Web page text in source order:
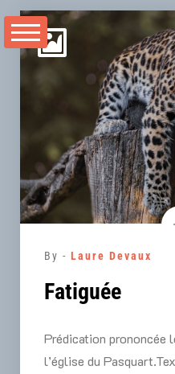
Aller
au
contenu
By - Laure Devaux
Fatiguée
Prédication
l’église du